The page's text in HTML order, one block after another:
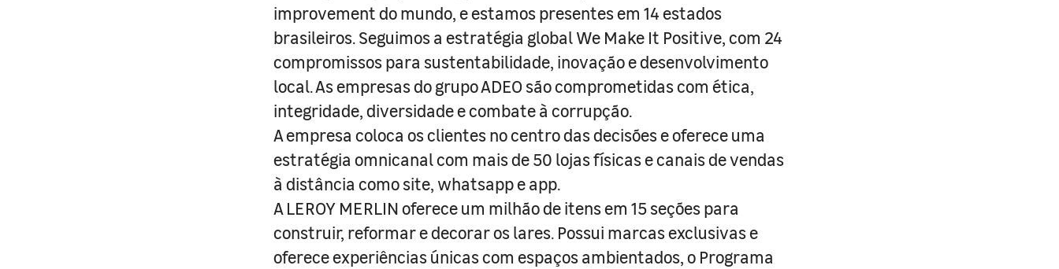
improvement do mundo, e estamos presentes em 14 estados
brasileiros. Seguimos a estratégia global We Make It Positive, com 24
compromissos para sustentabilidade, inovação e desenvolvimento
local. As empresas do grupo ADEO são comprometidas com ética,
integridade, diversidade e combate à corrupção.
A empresa coloca os clientes no centro das decisões e oferece uma
estratégia omnicanal com mais de 50 lojas físicas e canais de vendas
à distância como site, whatsapp e app.
A LEROY MERLIN oferece um milhão de itens em 15 seções para
construir, reformar e decorar os lares. Possui marcas exclusivas e
oferece experiências únicas com espaços ambientados, o Programa